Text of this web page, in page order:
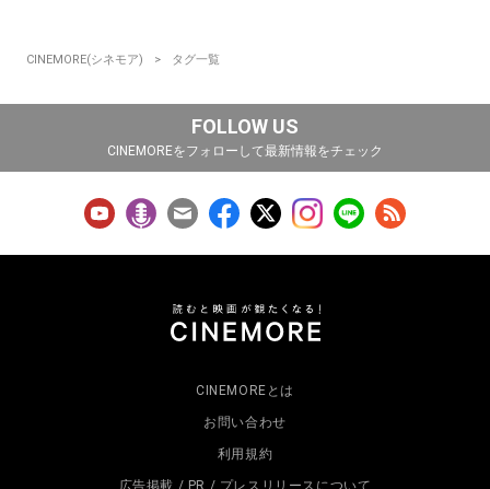
CINEMORE(シネモア) タグ一覧
FOLLOW US
CINEMOREをフォローして最新情報をチェック
CINEMOREとは
お問い合わせ
利用規約
広告掲載 / PR / プレスリリースについて